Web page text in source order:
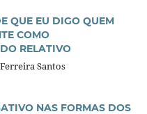
QUE EU DIGO QUEM
COMO
RELATIVO
Santos
NAS FORMAS DOS